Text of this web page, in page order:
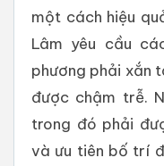
một cách hiệu
Lâm yêu cầu
phương phải xắn
được chậm trễ.
trong đó phải
và ưu tiên bố trí